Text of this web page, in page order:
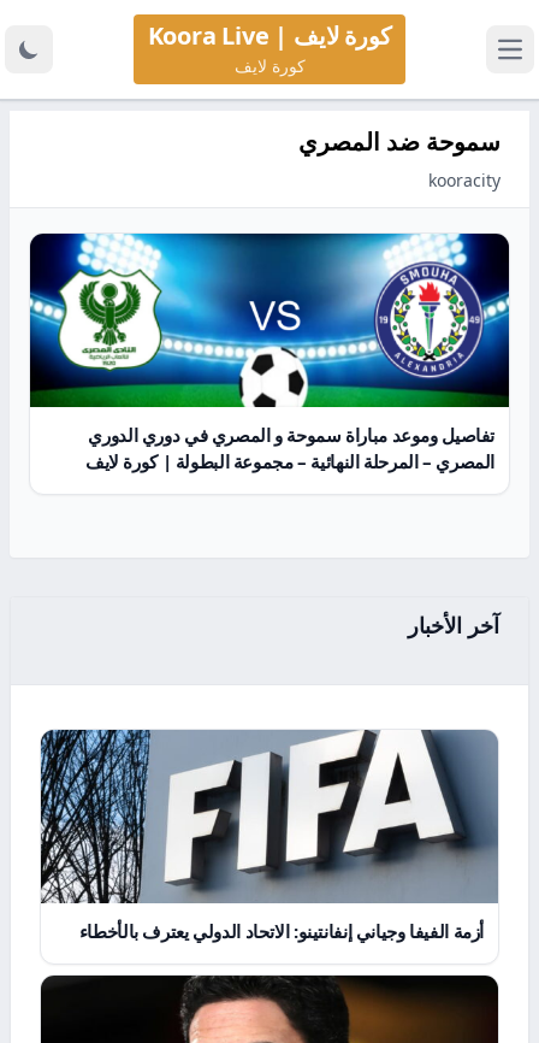
كورة لايف | Koora Live
كورة لايف
سموحة ضد المصري
kooracity
تفاصيل وموعد مباراة سموحة و المصري في دوري الدوري
المصري – المرحلة النهائية – مجموعة البطولة | كورة لايف
آخر الأخبار
أزمة الفيفا وجياني إنفانتينو: الاتحاد الدولي يعترف بالأخطاء